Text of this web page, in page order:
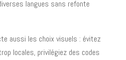
langues sans refonte
aussi les choix visuels : évitez
locales, privilégiez des codes